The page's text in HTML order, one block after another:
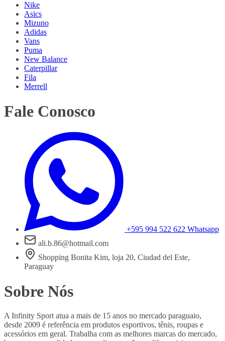
Nike
Asics
Mizuno
Adidas
Vans
Puma
New Balance
Caterpillar
Fila
Merrell
Fale Conosco
+595 994 522 622 Whatsapp
ali.b.86@hotmail.com
Shopping Bonita Kim, loja 20, Ciudad del Este,
Paraguay
Sobre Nós
A Infinity Sport atua a mais de 15 anos no mercado paraguaio,
desde 2009 é referência em produtos esportivos, tênis, roupas e
acessórios em geral. Trabalha com as melhores marcas do mercado,